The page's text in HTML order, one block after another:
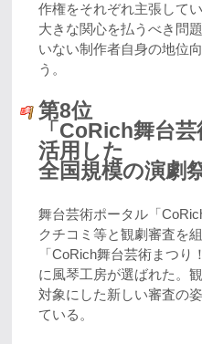
作権をそれぞれ主張して
大きな関心を払うべき問
いない制作者自身の地位
う。
第8位
「CoRich舞台
活用した
全国規模の演劇
舞台芸術ポータル「
クチコミ等と観劇審査を
「CoRich舞台芸術まつり
に風琴工房が選ばれた。
対象にした新しい審査の
ている。